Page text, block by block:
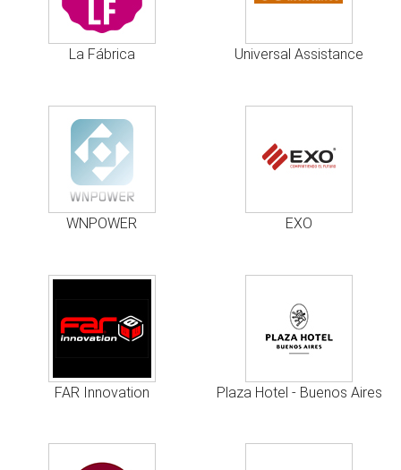
La Fábrica Universal Assistance
WNPOWER EXO
FAR Innovation Plaza Hotel - Buenos Aires